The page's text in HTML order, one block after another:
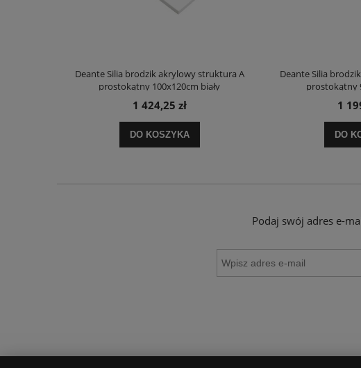
Deante Silia brodzik akrylowy struktura A
prostokątny 100x120cm biały
1 424,25 zł
DO KOSZYKA
Deante Silia
prostokątny
1
DO
Podaj swój adres e-